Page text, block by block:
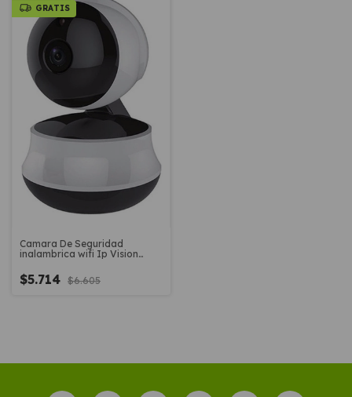
GRATIS
Camara De Seguridad
inalambrica wifi Ip Vision
$5.714 $6.605